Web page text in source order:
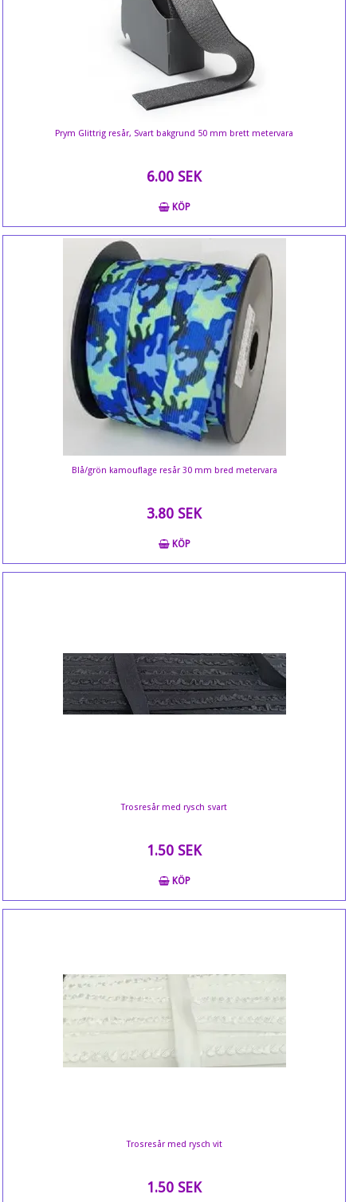
Prym Glittrig resår, Svart bakgrund 50 mm brett metervara
6.00 SEK
KÖP
Blå/grön kamouflage resår 30 mm bred metervara
3.80 SEK
KÖP
Trosresår med rysch svart
1.50 SEK
KÖP
Trosresår med rysch vit
1.50 SEK